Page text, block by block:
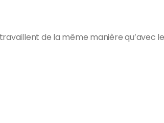
de la même manière qu’avec